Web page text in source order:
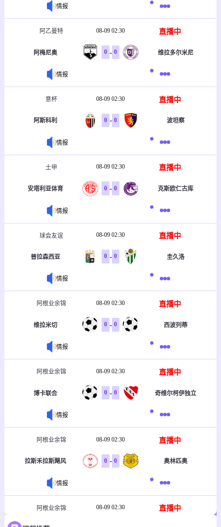
情报
阿乙曼特 08-09 02:30 直播中
阿梅尼奥 0 - 0 维拉多尔米尼
情报
意杯 08-09 02:30 直播中
阿斯科利 0 - 0 波坦察
情报
土甲 08-09 02:30 直播中
安塔利亚体育 0 - 0 克斯欧仁古库
情报
球会友谊 08-09 02:30 直播中
普拉森西亚 0 - 0 圭久洛
情报
阿根业余锦 08-09 02:30 直播中
维拉米切 0 - 0 西波列蒂
情报
阿根业余锦 08-09 02:30 直播中
博卡联合 0 - 0 奇维尔柯伊独立
情报
阿根业余锦 08-09 02:30 直播中
拉斯禾拉斯飓风 0 - 0 奥林匹奥
情报
阿根业余锦 08-09 02:30 直播中